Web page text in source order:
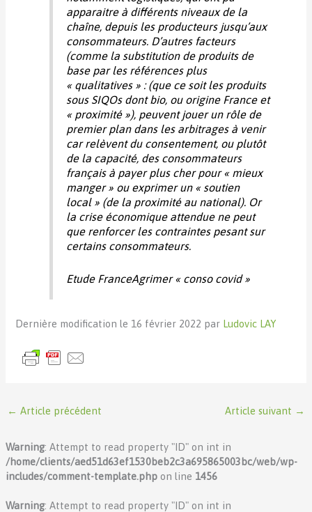
apparaitre à différents niveaux de la
chaîne, depuis les producteurs jusqu’aux
consommateurs. D’autres facteurs
(comme la substitution de produits de
base par les références plus
« qualitatives » : (que ce soit les produits
sous SIQOs dont bio, ou origine France et
« proximité »), peuvent jouer un rôle de
premier plan dans les arbitrages à venir
car relèvent du consentement, ou plutôt
de la capacité, des consommateurs
français à payer plus cher pour « mieux
manger » ou exprimer un « soutien
local » (de la proximité au national). Or
la crise économique attendue ne peut
que renforcer les contraintes pesant sur
certains consommateurs.
Etude FranceAgrimer « conso covid »
Dernière modification le 16 février 2022 par Ludovic LAY
← Article précédent Article suivant →
Warning: Attempt to read property "ID" on int in
/home/clients/aed51d63ef1530beb2c3a695865003bc/web/wp-
includes/comment-template.phpon line 1456
Warning: Attempt to read property "ID" on int in